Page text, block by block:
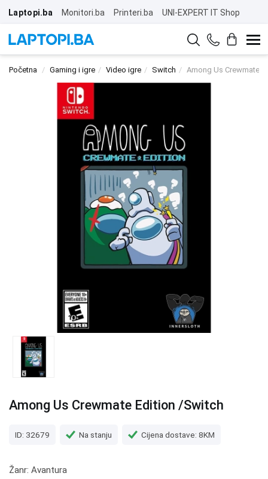
Laptopi.ba Monitori.ba Printeri.ba UNI-EXPERT IT Shop
Početna Gaming i igre Video igre Switch Among Us Crewmate
Among Us Crewmate Edition /Switch
ID: 32679 Na stanju Cijena dostave: 8KM
Žanr: Avantura